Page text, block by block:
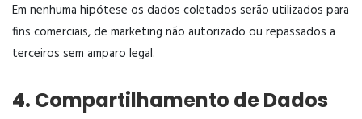
Em nenhuma hipótese os dados coletados serão utilizados para
fins comerciais, de marketing não autorizado ou repassados a
terceiros sem amparo legal.
4. Compartilhamento de Dados